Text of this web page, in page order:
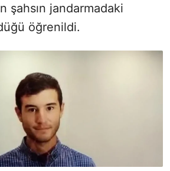
şahsın jandarmadaki
öğrenildi.